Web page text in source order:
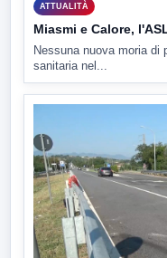
ATTUALITÀ
Miasmi e Calore,
Nessuna nuova moria
sanitaria nel...